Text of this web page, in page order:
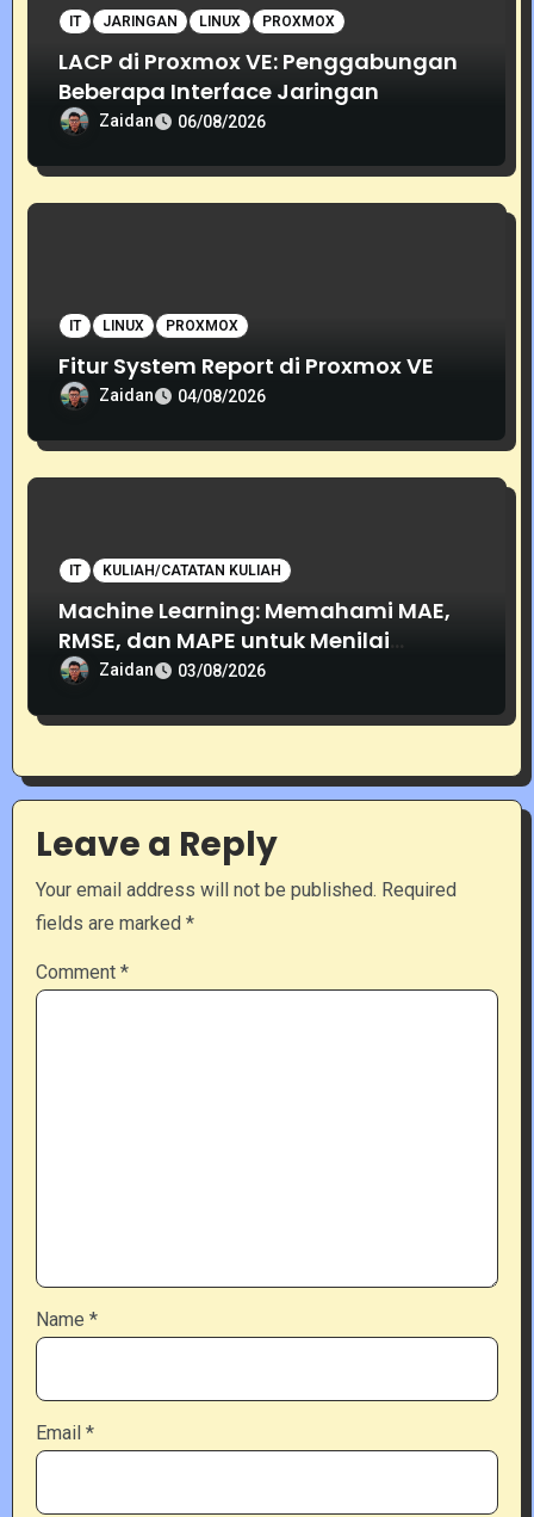
o
n
IT JARINGAN LINUX PROXMOX
LACP di Proxmox VE: Penggabungan
Beberapa Interface Jaringan
Zaidan 06/08/2026
IT LINUX PROXMOX
Fitur System Report di Proxmox VE
Zaidan 04/08/2026
IT KULIAH/CATATAN KULIAH
Machine Learning: Memahami MAE,
RMSE, dan MAPE untuk Menilai
Akurasi Prediksi
Zaidan 03/08/2026
Leave a Reply
Your email address will not be published. Required
fields are marked *
Comment *
Name *
Email *